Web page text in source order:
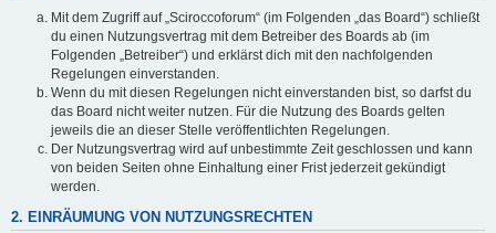
Mit dem Zugriff auf „Sciroccoforum“ (im Folgenden „das Board“) schließt
du einen Nutzungsvertrag mit dem Betreiber des Boards ab (im
Folgenden „Betreiber“) und erklärst dich mit den nachfolgenden
Regelungen einverstanden.
Wenn du mit diesen Regelungen nicht einverstanden bist, so darfst du
das Board nicht weiter nutzen. Für die Nutzung des Boards gelten
jeweils die an dieser Stelle veröffentlichten Regelungen.
Der Nutzungsvertrag wird auf unbestimmte Zeit geschlossen und kann
von beiden Seiten ohne Einhaltung einer Frist jederzeit gekündigt
werden.
2. EINRÄUMUNG VON NUTZUNGSRECHTEN